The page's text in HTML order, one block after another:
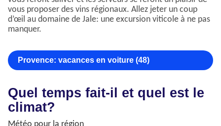
vous proposer des vins régionaux. Allez jeter un coup
d’œil au domaine de Jale: une excursion viticole à ne pas
manquer.
Provence: vacances en voiture (48)
Quel temps fait-il et quel est le
climat?